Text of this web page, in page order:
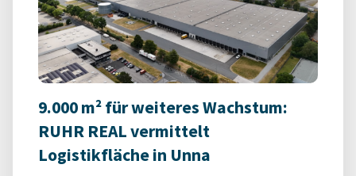
9.000 m² für weiteres Wachstum:
RUHR REAL vermittelt
Logistikfläche in Unna